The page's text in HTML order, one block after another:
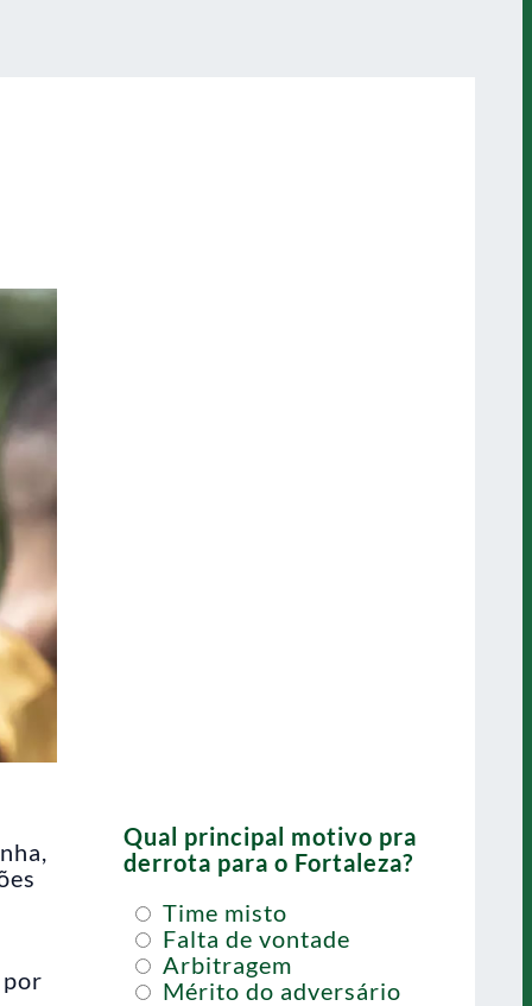
por
Qual principal motivo pra
derrota para o Fortaleza?
Time misto
Falta de vontade
Arbitragem
Mérito do adversário